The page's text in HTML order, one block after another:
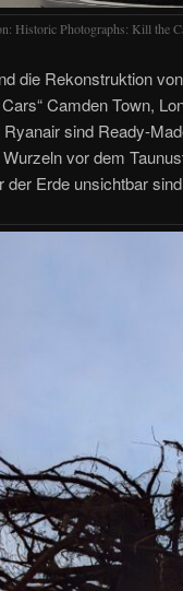
Historic Photographs: Kill the
die Rekonstruktion
Camden Town,
sind Ready-
vor dem
der Erde unsichtbar